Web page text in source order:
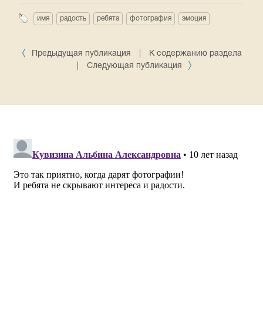
имя радость ребята фотография эмоция
Предыдущая публикация
К содержанию раздела
Следующая публикация